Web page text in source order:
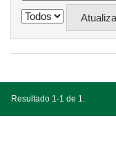
Resultado 1-1 de 1.